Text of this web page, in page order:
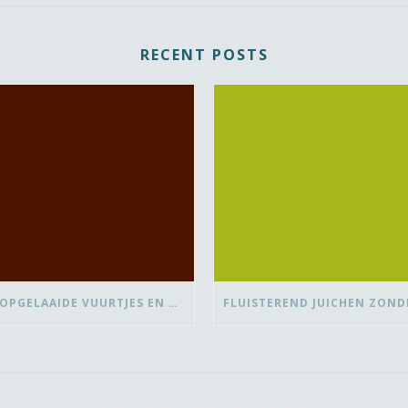
RECENT POSTS
OVER OPGELAAIDE VUURTJES EN DE PAUZE